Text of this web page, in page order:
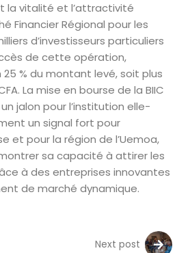
la vitalité et l’attractivité
Financier Régional pour les
d’investisseurs particuliers
de cette opération,
% du montant levé, soit plus
La mise en bourse de la BIIC
jalon pour l’institution elle-
un signal fort pour
et pour la région de l’Uemoa,
sa capacité à attirer les
à des entreprises innovantes
de marché dynamique.
Next post